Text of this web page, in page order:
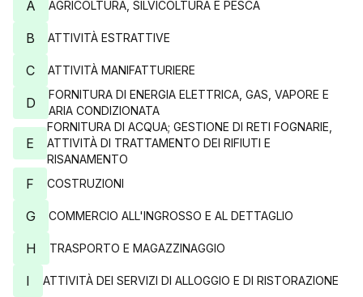
A AGRICOLTURA, SILVICOLTURA E PESCA
B ATTIVITÀ ESTRATTIVE
C ATTIVITÀ MANIFATTURIERE
D
FORNITURA DI ENERGIA ELETTRICA, GAS, VAPORE E
ARIA CONDIZIONATA
E
FORNITURA DI ACQUA; GESTIONE DI RETI FOGNARIE,
ATTIVITÀ DI TRATTAMENTO DEI RIFIUTI E
RISANAMENTO
F COSTRUZIONI
G COMMERCIO ALL'INGROSSO E AL DETTAGLIO
H TRASPORTO E MAGAZZINAGGIO
I ATTIVITÀ DEI SERVIZI DI ALLOGGIO E DI RISTORAZIONE